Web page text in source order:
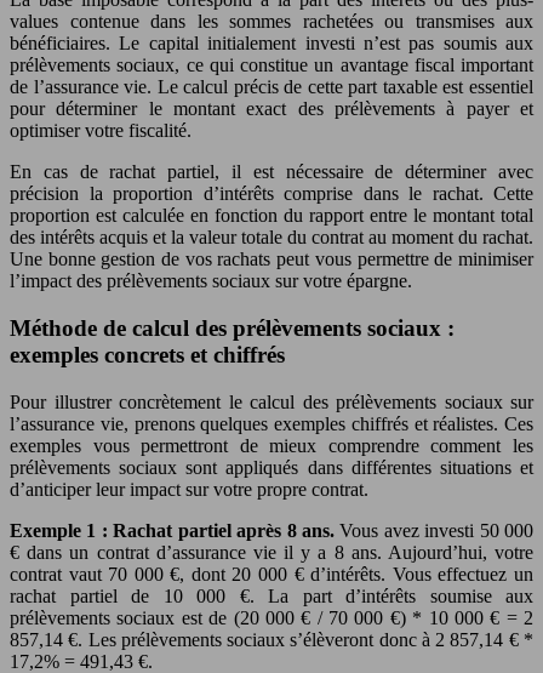
values contenue dans les sommes rachetées ou transmises aux
bénéficiaires. Le capital initialement investi n’est pas soumis aux
prélèvements sociaux, ce qui constitue un avantage fiscal important
de l’assurance vie. Le calcul précis de cette part taxable est essentiel
pour déterminer le montant exact des prélèvements à payer et
optimiser votre fiscalité.
En cas de rachat partiel, il est nécessaire de déterminer avec
précision la proportion d’intérêts comprise dans le rachat. Cette
proportion est calculée en fonction du rapport entre le montant total
des intérêts acquis et la valeur totale du contrat au moment du rachat.
Une bonne gestion de vos rachats peut vous permettre de minimiser
l’impact des prélèvements sociaux sur votre épargne.
Méthode de calcul des prélèvements sociaux :
exemples concrets et chiffrés
Pour illustrer concrètement le calcul des prélèvements sociaux sur
l’assurance vie, prenons quelques exemples chiffrés et réalistes. Ces
exemples vous permettront de mieux comprendre comment les
prélèvements sociaux sont appliqués dans différentes situations et
d’anticiper leur impact sur votre propre contrat.
Exemple 1 : Rachat partiel après 8 ans.Vous avez investi 50 000
€ dans un contrat d’assurance vie il y a 8 ans. Aujourd’hui, votre
contrat vaut 70 000 €, dont 20 000 € d’intérêts. Vous effectuez un
rachat partiel de 10 000 €. La part d’intérêts soumise aux
prélèvements sociaux est de (20 000 € / 70 000 €) * 10 000 € = 2
857,14 €. Les prélèvements sociaux s’élèveront donc à 2 857,14 € *
17,2% = 491,43 €.